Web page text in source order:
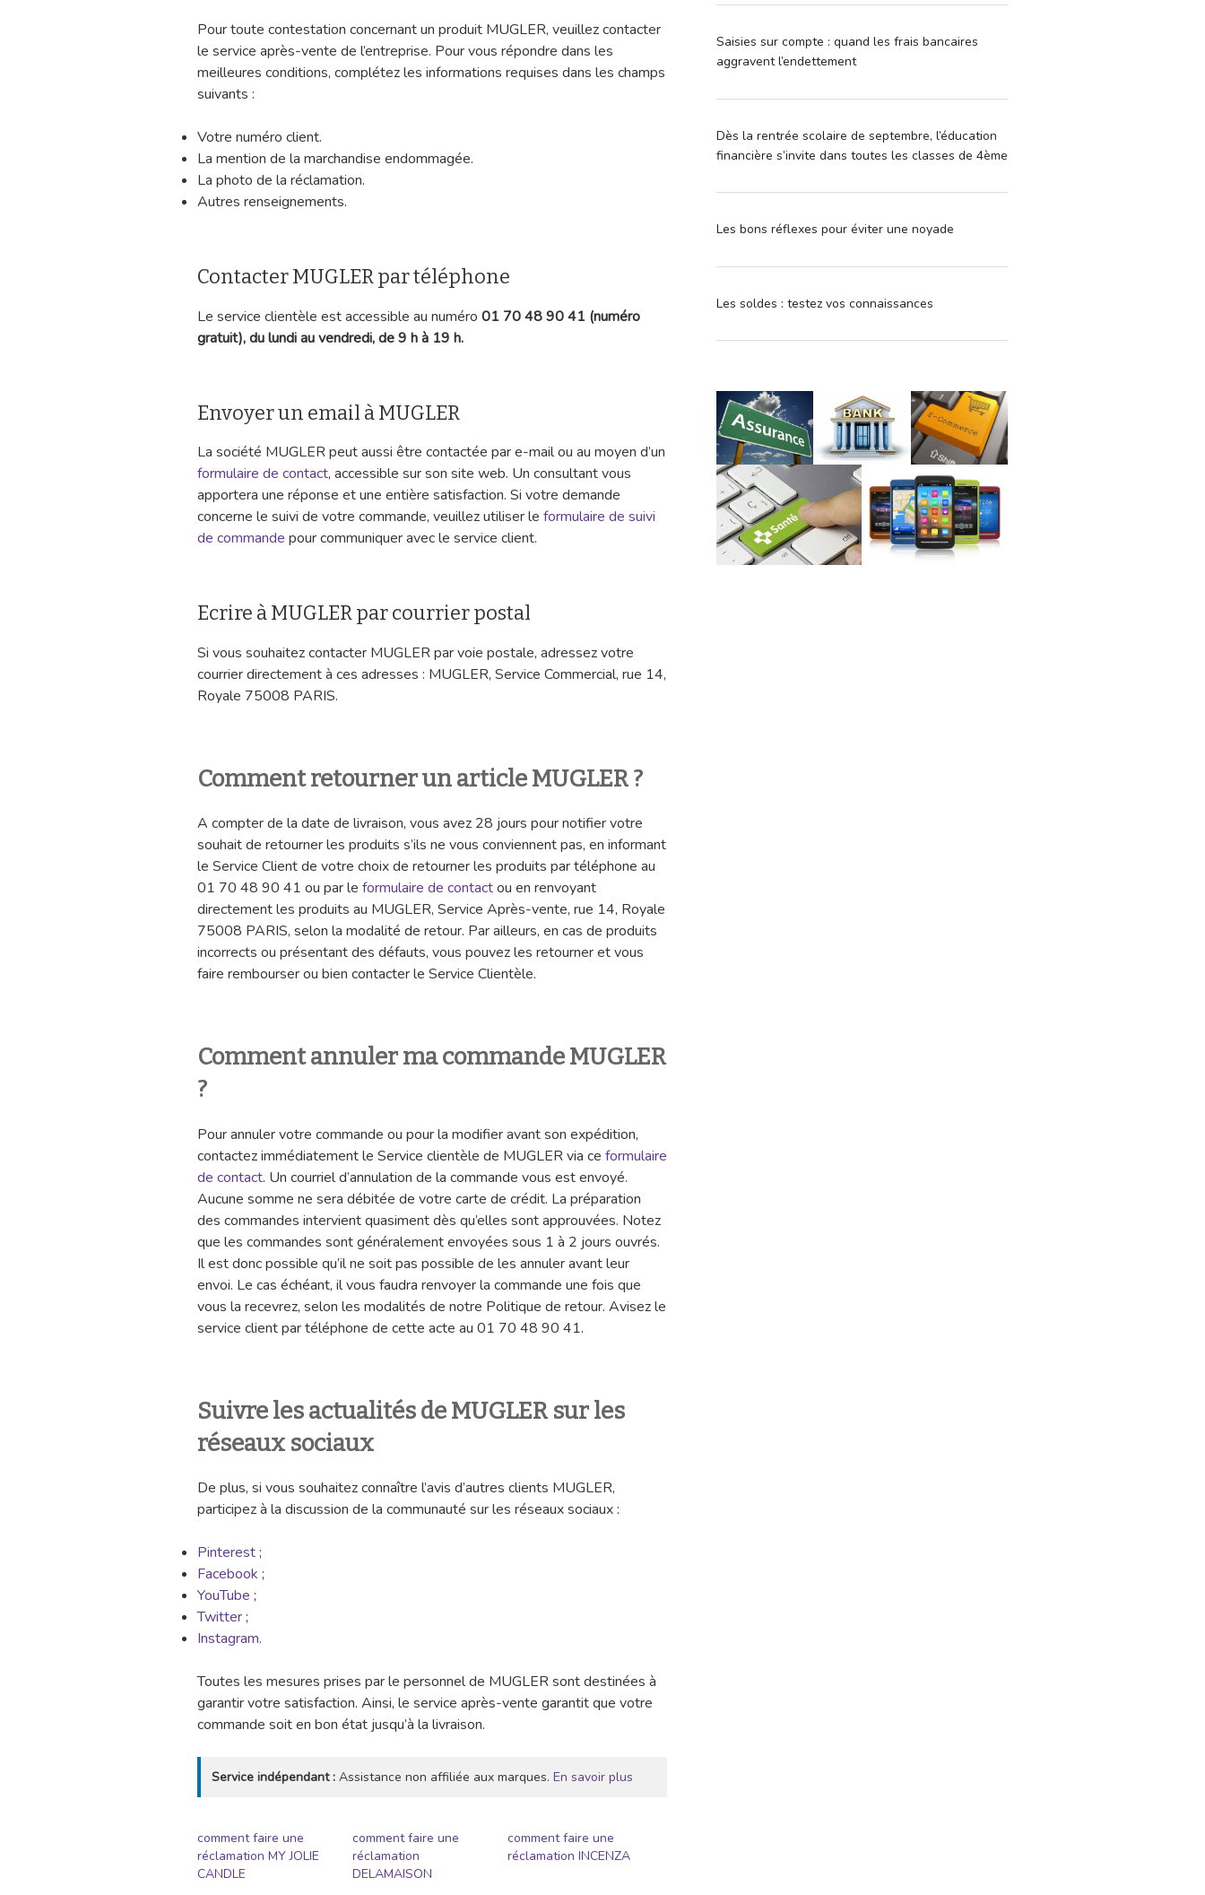
Pour toute contestation concernant un produit MUGLER, veuillez contacter
le service après-vente de l’entreprise. Pour vous répondre dans les
meilleures conditions, complétez les informations requises dans les champs
suivants :
Votre numéro client.
La mention de la marchandise endommagée.
La photo de la réclamation.
Autres renseignements.
Contacter MUGLER par téléphone
Le service clientèle est accessible au numéro 01 70 48 90 41 (numéro
gratuit), du lundi au vendredi, de 9 h à 19 h.
Envoyer un email à MUGLER
La société MUGLER peut aussi être contactée par e-mail ou au moyen d’un
formulaire de contact, accessible sur son site web. Un consultant vous
apportera une réponse et une entière satisfaction. Si votre demande
concerne le suivi de votre commande, veuillez utiliser le formulaire de suivi
de commande pour communiquer avec le service client.
Ecrire à MUGLER par courrier postal
Si vous souhaitez contacter MUGLER par voie postale, adressez votre
courrier directement à ces adresses : MUGLER, Service Commercial, rue 14,
Royale 75008 PARIS.
Comment retourner un article MUGLER ?
A compter de la date de livraison, vous avez 28 jours pour notifier votre
souhait de retourner les produits s’ils ne vous conviennent pas, en informant
le Service Client de votre choix de retourner les produits par téléphone au
01 70 48 90 41 ou par le formulaire de contactou en renvoyant
directement les produits au MUGLER, Service Après-vente, rue 14, Royale
75008 PARIS, selon la modalité de retour. Par ailleurs, en cas de produits
incorrects ou présentant des défauts, vous pouvez les retourner et vous
faire rembourser ou bien contacter le Service Clientèle.
Comment annuler ma commande MUGLER
?
Pour annuler votre commande ou pour la modifier avant son expédition,
contactez immédiatement le Service clientèle de MUGLER via ce formulaire
de contact. Un courriel d’annulation de la commande vous est envoyé.
Aucune somme ne sera débitée de votre carte de crédit. La préparation
des commandes intervient quasiment dès qu’elles sont approuvées. Notez
que les commandes sont généralement envoyées sous 1 à 2 jours ouvrés.
Il est donc possible qu’il ne soit pas possible de les annuler avant leur
envoi. Le cas échéant, il vous faudra renvoyer la commande une fois que
vous la recevrez, selon les modalités de notre Politique de retour. Avisez le
service client par téléphone de cette acte au 01 70 48 90 41.
Suivre les actualités de MUGLER sur les
réseaux sociaux
De plus, si vous souhaitez connaître l’avis d’autres clients MUGLER,
participez à la discussion de la communauté sur les réseaux sociaux :
Pinterest;
Facebook ;
YouTube ;
Twitter;
Instagram.
Toutes les mesures prises par le personnel de MUGLER sont destinées à
garantir votre satisfaction. Ainsi, le service après-vente garantit que votre
commande soit en bon état jusqu’à la livraison.
Service indépendant : Assistance non affiliée aux marques. En savoir plus
comment faire une
réclamation MY JOLIE
CANDLE
comment faire une
réclamation
DELAMAISON
comment faire une
réclamation INCENZA
Saisies sur compte : quand les frais bancaires
aggravent l’endettement
Dès la rentrée scolaire de septembre, l’éducation
financière s’invite dans toutes les classes de 4ème
Les bons réflexes pour éviter une noyade
Les soldes : testez vos connaissances